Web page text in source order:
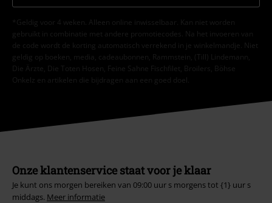
*Geldig voor 4 weken. Alleen online inwisselbaar. Kan niet worden
gebruikt in combinatie met andere promotiecodes. Na het invoeren van
de code wordt de korting automatisch verrekend in je winkelmandje. Niet
geldig op boeken, media, cadeaubonnen, Rammstein, (Till) Lindemann,
Die Ärzte, Die Toten Hosen, Feine Sahne Fischfilet, Broilers, Böhse
Onkelz en artikelen die bijdragen aan een goed doel.
Onze klantenservice staat voor je klaar
Je kunt ons morgen bereiken van 09:00 uur s morgens tot {1} uur s
middags. Meer informatie